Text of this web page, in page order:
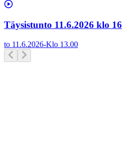
Täysistunto 11.6.2026 klo 16
to 11.6.2026-Klo 13.00